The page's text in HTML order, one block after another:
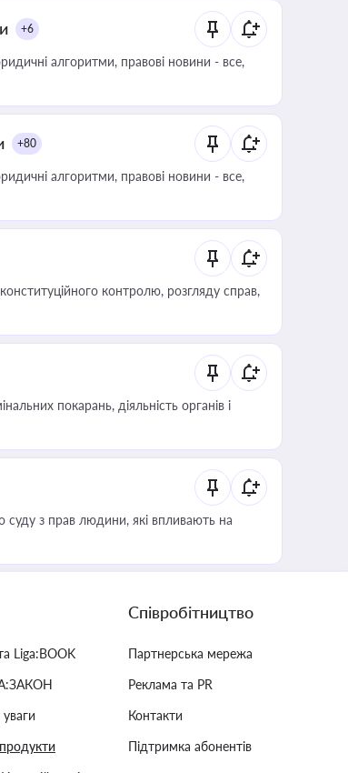
+6
алгоритми, правові новини - все,
+80
алгоритми, правові новини - все,
контролю, розгляду справ,
покарань, діяльність органів і
суду з прав людини, які впливають на
Liga:BOOK
Співробітництво
Партнерська мережа
Реклама та PR
Контакти
Підтримка абонентів